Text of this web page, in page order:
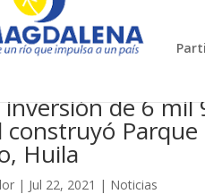
de 6 mil
construyó
Huila
| Jul 22, 2021 | Noticias